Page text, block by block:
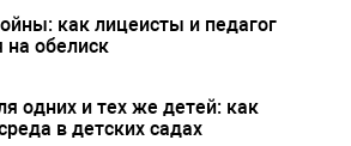
как лицеисты и педагог
на обелиск
одних и тех же детей: как
в детских садах